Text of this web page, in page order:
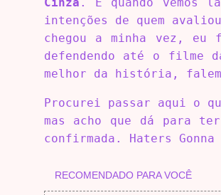
intenções de quem
chegou a minha vez,
defendendo até o filme
melhor da história,
Procurei passar aqui o
mas acho que dá para
confirmada. Haters Gonna
RECOMENDADO PARA VOCÊ